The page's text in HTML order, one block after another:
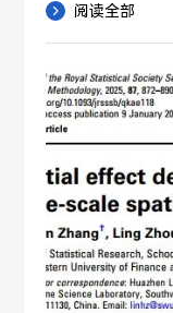
测中具有较高准
NP位点及人体测
析以识别影响成
征。
论文“Temporal
tion to the
计学国际顶级
s》正式接收。
D-19迅速在全球
大威胁的突发事
阅读全部